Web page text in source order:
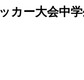
カー大会中